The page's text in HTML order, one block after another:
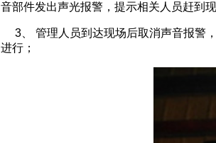
音部件发出声光报警，提示相关人员赶到现
3、 管理人员到达现场后取消声音报警
进行；